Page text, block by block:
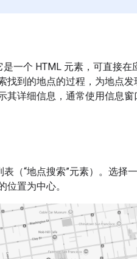
一个 HTML 元素，可直接在
找到的地点的过程，为地点发
详细信息，通常使用信息窗
（“地点搜索”元素）。选择
置为中心。